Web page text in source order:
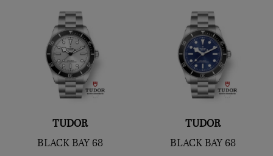
TUDOR
BLACK BAY 68
TUDOR
BLACK BAY 68